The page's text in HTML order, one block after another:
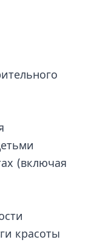
(включая
красоты